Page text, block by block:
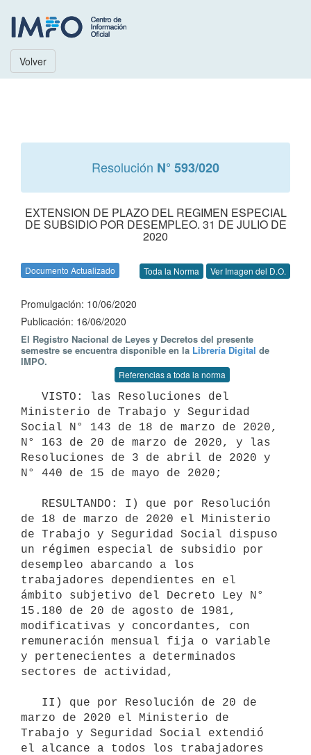
Volver
Resolución N° 593/020
EXTENSION DE PLAZO DEL REGIMEN ESPECIAL
DE SUBSIDIO POR DESEMPLEO. 31 DE JULIO DE
2020
Documento Actualizado Toda la Norma Ver Imagen del D.O.
Promulgación: 10/06/2020
Publicación: 16/06/2020
El Registro Nacional de Leyes y Decretos del presente
semestre se encuentra disponible en la Librería Digital de
IMPO.
Referencias a toda la norma
Ministerio de Trabajo y Seguridad
Social N° 143 de 18 de marzo de 2020,
N° 163 de 20 de marzo de 2020, y las
Resoluciones de 3 de abril de 2020 y
N° 440 de 15 de mayo de 2020;
de 18 de marzo de 2020 el Ministerio
de Trabajo y Seguridad Social dispuso
un régimen especial de subsidio por
desempleo abarcando a los
trabajadores dependientes en el
ámbito subjetivo del Decreto Ley N°
15.180 de 20 de agosto de 1981,
modificativas y concordantes, con
remuneración mensual fija o variable
y pertenecientes a determinados
sectores de actividad,
marzo de 2020 el Ministerio de
Trabajo y Seguridad Social extendió
el alcance a todos los trabajadores